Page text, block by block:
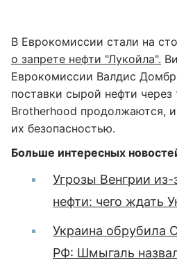
В Еврокомиссии стали на
о запрете нефти "Лукойла".
Еврокомиссии Валдис
поставки сырой нефти через
Brotherhood продолжаются,
их безопасностью.
Больше интересных
Угрозы Венгрии
нефти: чего ждать
Украина обрубила
РФ: Шмыгаль